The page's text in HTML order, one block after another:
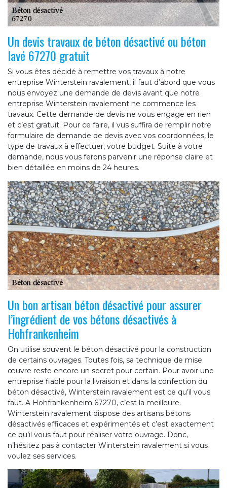
Un devis travaux de béton désactivé ou béton
lavé 67270 gratuit
Si vous êtes décidé à remettre vos travaux à notre
entreprise Winterstein ravalement, il faut d’abord que vous
nous envoyez une demande de devis avant que notre
entreprise Winterstein ravalement ne commence les
travaux. Cette demande de devis ne vous engage en rien
et c’est gratuit. Pour ce faire, il vus suffira de remplir notre
formulaire de demande de devis avec vos coordonnées, le
type de travaux à effectuer, votre budget. Suite à votre
demande, nous vous ferons parvenir une réponse claire et
bien détaillée en moins de 24 heures.
Un bon artisan béton désactivé pour assurer
l’ingrédient de vos bétons désactivés à
Hohfrankenheim
On utilise souvent le béton désactivé pour la construction
de certains ouvrages. Toutes fois, sa technique de mise
œuvre reste encore un secret pour certain. Pour avoir une
entreprise fiable pour la livraison et dans la confection du
béton désactivé, Winterstein ravalement est ce qu’il vous
faut. A Hohfrankenheim 67270, c’est la meilleure.
Winterstein ravalement dispose des artisans bétons
désactivés efficaces et expérimentés et c’est exactement
ce qu’il vous faut pour réaliser votre ouvrage. Donc,
n’hésitez pas à contacter Winterstein ravalement si vous
voulez ses services.